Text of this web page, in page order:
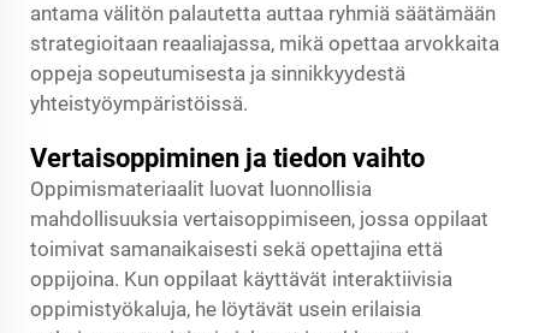
antama välitön palautetta auttaa ryhmiä säätämään
strategioitaan reaaliajassa, mikä opettaa arvokkaita
oppeja sopeutumisesta ja sinnikkyydestä
yhteistyöympäristöissä.
Vertaisoppiminen ja tiedon vaihto
Oppimismateriaalit luovat luonnollisia
mahdollisuuksia vertaisoppimiseen, jossa oppilaat
toimivat samanaikaisesti sekä opettajina että
oppijoina. Kun oppilaat käyttävät interaktiivisia
oppimistyökaluja, he löytävät usein erilaisia